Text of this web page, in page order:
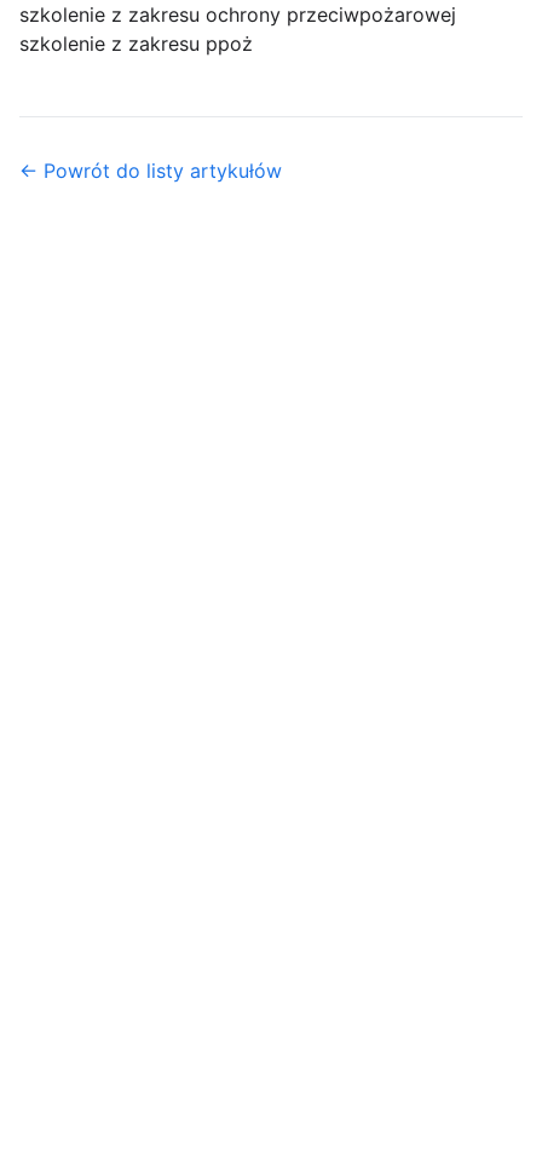
szkolenie z zakresu ochrony przeciwpożarowej
szkolenie z zakresu ppoż
← Powrót do listy artykułów